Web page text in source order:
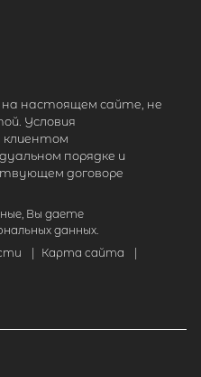
настоящем сайте, не
Условия
клиентом
порядке и
договоре
Вы даете
данных.
Карта сайта